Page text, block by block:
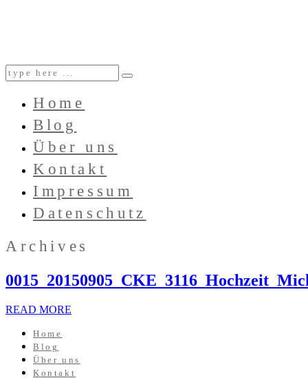
Home
Blog
Über uns
Kontakt
Impressum
Datenschutz
Archives
READ MORE
Home
Blog
Über uns
Kontakt